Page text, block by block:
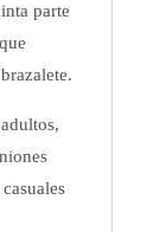
parte